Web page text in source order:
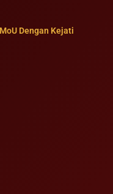
Dengan Kejati